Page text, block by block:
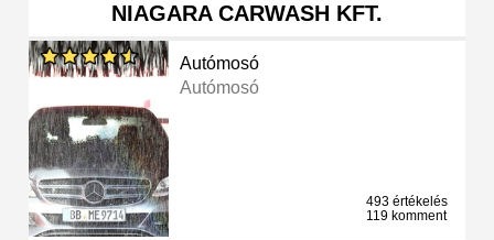
NIAGARA CARWASH KFT.
Autómosó
Autómosó
493 értékelés
119 komment